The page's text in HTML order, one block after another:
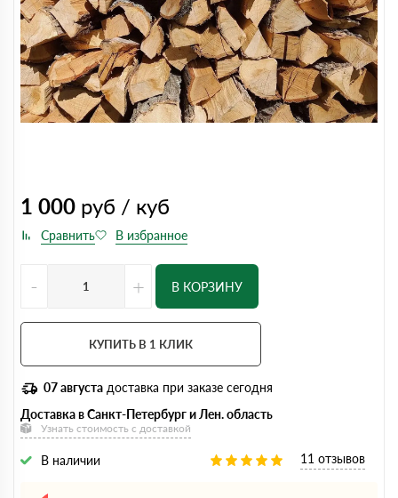
1 000 руб / куб
- + В КОРЗИНУ
КУПИТЬ В 1 КЛИК
07 августа доставка при заказе сегодня
Доставка в Санкт-Петербург и Лен. область
Узнать стоимость с доставкой
В наличии 11 отзывов